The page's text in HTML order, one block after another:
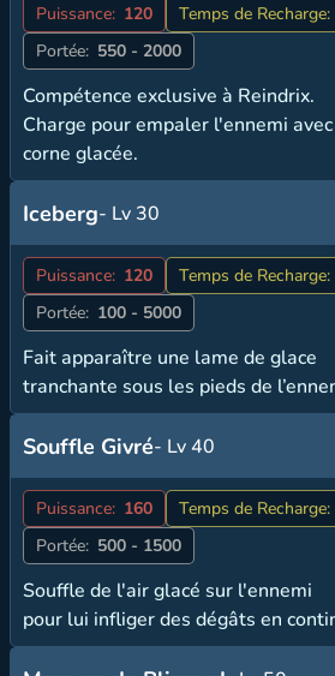
Puissance: 120 Temps de Recharge:
Portée: 550 - 2000
Compétence exclusive à Reindrix.
Charge pour empaler l'ennemi
corne glacée.
Iceberg- Lv 30
Puissance: 120 Temps de Recharge:
Portée: 100 - 5000
Fait apparaître une lame de glace
tranchante sous les pieds de
Souffle Givré- Lv 40
Puissance: 160 Temps de Recharge:
Portée: 500 - 1500
Souffle de l'air glacé sur l'ennemi
pour lui infliger des dégâts en